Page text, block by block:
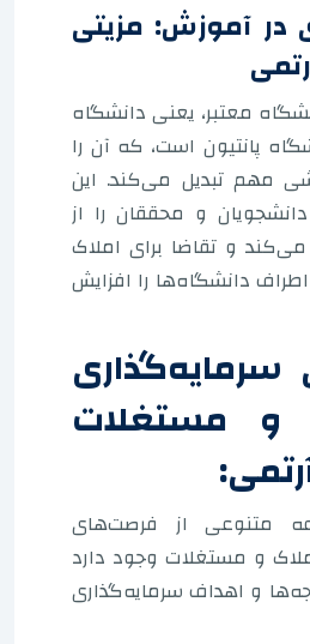
در آموزش: مزیتی
معتبر، یعنی دانشگاه
پانتیون است، که آن را
مهم تبدیل می‌کند. این
و محققان را از
و تقاضا برای املاک
دانشگاه‌ها را افزایش
و مستغلات
متنوعی از فرصت‌های
و مستغلات وجود دارد
و اهداف سرمایه‌گذاری